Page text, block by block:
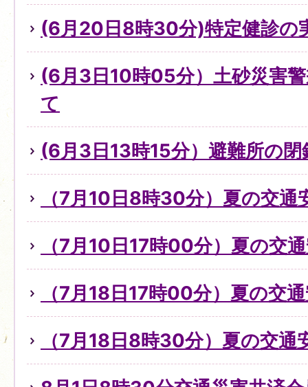
(6月20日8時30分)特定健診の
(6月3日10時05分）土砂災害
て
(6月3日13時15分）避難所の
（7月10日8時30分）夏の交通
（7月10日17時00分）夏の交
（7月18日17時00分）夏の交
（7月18日8時30分）夏の交通